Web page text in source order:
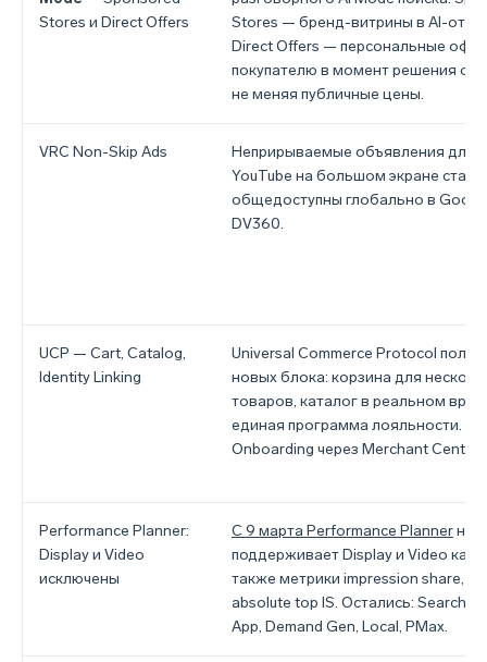
Stores и Direct Offers
Stores — бренд-витрины в AI-
Direct Offers — персональные
покупателю в момент решения о
не меняя публичные цены.
VRC Non-Skip Ads
Неприрываемые объявления для
YouTube на большом экране стали
общедоступны глобально в
DV360.
UCP — Cart, Catalog,
Identity Linking
Universal Commerce Protocol
новых блока: корзина для
товаров, каталог в реальном
единая программа лояльности.
Onboarding через Merchant Center.
Performance Planner:
Display и Video
исключены
С 9 марта Performance Plannerне
поддерживает Display и Video
также метрики impression share,
absolute top IS. Остались: Search,
App, Demand Gen, Local, PMax.